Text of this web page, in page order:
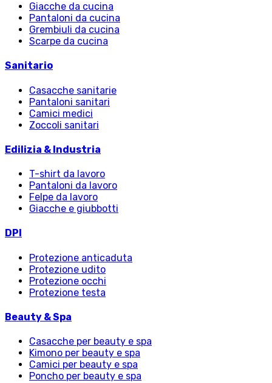
Giacche da cucina
Pantaloni da cucina
Grembiuli da cucina
Scarpe da cucina
Sanitario
Casacche sanitarie
Pantaloni sanitari
Camici medici
Zoccoli sanitari
Edilizia & Industria
T-shirt da lavoro
Pantaloni da lavoro
Felpe da lavoro
Giacche e giubbotti
DPI
Protezione anticaduta
Protezione udito
Protezione occhi
Protezione testa
Beauty & Spa
Casacche per beauty e spa
Kimono per beauty e spa
Camici per beauty e spa
Poncho per beauty e spa